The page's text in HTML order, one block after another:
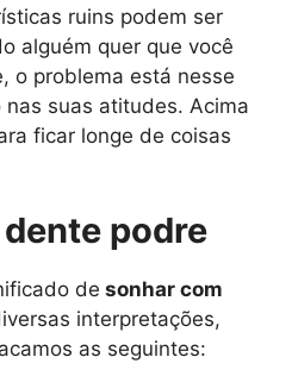
ruins podem ser
alguém quer que você
o problema está nesse
suas atitudes. Acima
ficar longe de coisas
podre
de sonhar com
interpretações,
as seguintes: